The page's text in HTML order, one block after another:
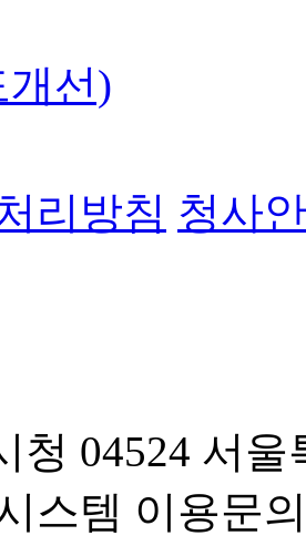
개선)
리방침 청사
청 04524 서
스템 이용문